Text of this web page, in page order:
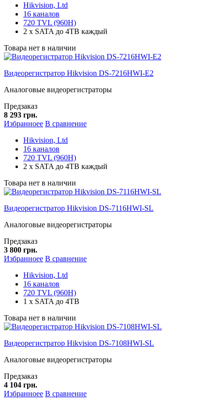
Hikvision, Ltd
16 каналов
720 TVL (960H)
2 x SATA до 4TB каждый
Товара нет в наличии
Видеорегистратор Hikvision DS-7216HWI-E2
Аналоговые видеорегистраторы
Предзаказ
8 293 грн.
Избранноее В сравнение
Hikvision, Ltd
16 каналов
720 TVL (960H)
2 x SATA до 4TB каждый
Товара нет в наличии
Видеорегистратор Hikvision DS-7116HWI-SL
Аналоговые видеорегистраторы
Предзаказ
3 800 грн.
Избранноее В сравнение
Hikvision, Ltd
16 каналов
720 TVL (960H)
1 x SATA до 4TB
Товара нет в наличии
Видеорегистратор Hikvision DS-7108HWI-SL
Аналоговые видеорегистраторы
Предзаказ
4 104 грн.
Избранноее В сравнение